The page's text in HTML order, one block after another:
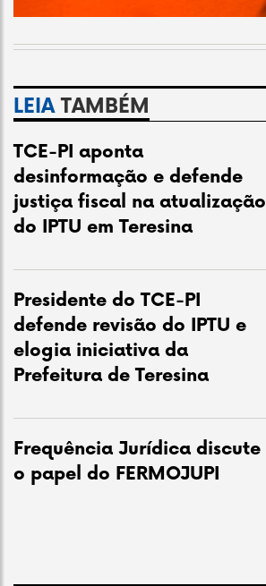
LEIATAMBÉM
TCE-PI aponta
desinformação e defende
justiça fiscal na atualização
do IPTU em Teresina
Presidente do TCE-PI
defende revisão do IPTU e
elogia iniciativa da
Prefeitura de Teresina
Frequência Jurídica discute
o papel do FERMOJUPI